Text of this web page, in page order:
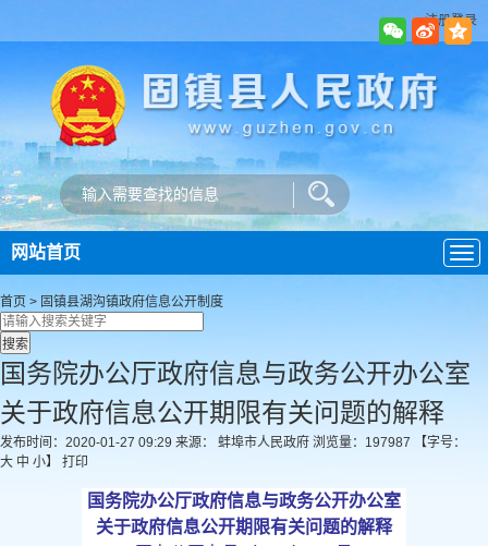
注册登录
导
航
网站首页
首页 > 固镇县湖沟镇政府信息公开制度
国务院办公厅政府信息与政务公开办公室
关于政府信息公开期限有关问题的解释
发布时间：2020-01-27 09:29 来源： 蚌埠市人民政府 浏览量： 197987
【字号：
大 中 小】 打印
国务院办公厅政府信息与政务公开办公室
关于政府信息公开期限有关问题的解释